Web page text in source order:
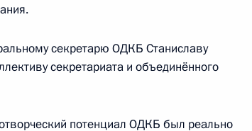
Джозефом Байденом
секретарю ОДКБ Станиславу
секретариата и объединённого
потенциал ОДКБ был реально